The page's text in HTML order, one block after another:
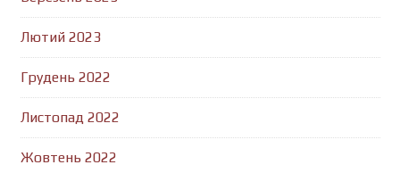
Лютий 2023
Грудень 2022
Листопад 2022
Жовтень 2022